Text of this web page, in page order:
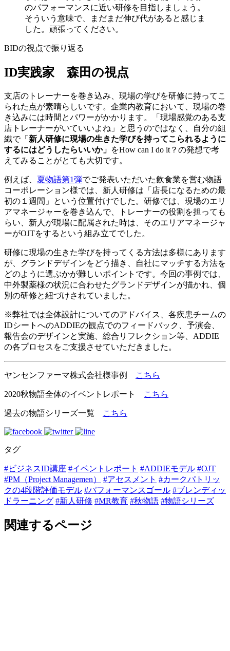
のパフォーマンスに近い研修を目指しましょう。
そういう意味で、まだまだ伸び代があると感じま
した。頑張ってください。
BIDの視点で振り返る
ID実践家 森田の視点
支店のトレーナーを巻き込み、現場の学びを研修に持ってこ
られた点が素晴らしいです。企業内教育において、現場の巻
き込みには時間とパワーがかかります。「現場感覚のある支
店トレーナーがいていいよね」と思うのではなく、自分の組
織で「 新人研修に現場の生きた学びを持ってこられるように
するにはどうしたらいいか」 をHow can I do it？の発想で考
えてみることがとても大切です。
例えば、 夏物語第1弾でご発表いただいた飲食業を営む物語
コーポレーション様では、新人研修は「店長になるための最
初の１週間」という位置付けでした。研修では、現場のエリ
アマネージャーを巻き込んで、トレーナーの役割を担っても
らい、新人が現場に配属された時は、そのエリアマネージャ
ーがOJTをするという組み立てでした。
研修に現場の生きた学びを持ってくる方法は多様にあります
が、グランドデザインをどう描き、自社にマッチする方法を
どのように選ぶかが難しいポイントです。今回の事例では、
中外製薬様の状況に合わせたグランドデザインが描かれ、個
別の研修と紐づけされていました。
※弊社では全体設計についてのアドバイス、各疾患チームの
IDシートへのADDIEの観点でのフィードバック、予演会、
報告会のデザインと実施、総合リフレクション等、ADDIE
の各プロセスをご支援させていただきました。
ヤンセンファーマ株式会社様事例 こちら
2020秋物語全体のイベントレポート こちら
過去の物語シリーズ一覧 こちら
タグ
#ビジネスID講座 #イベントレポート #ADDIEモデル #OJT
#PM（Project Managemen）
#アセスメント #カークパトリッ
クの4段階評価モデル #パフォーマンスゴール #ブレンディッ
ドラーニング #新人研修 #MR教育 #秋物語 #物語シリーズ
関連するページ